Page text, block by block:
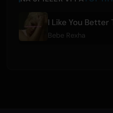
I Like You Better
Bebe Rexha